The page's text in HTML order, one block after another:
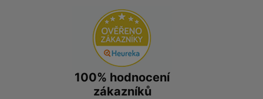
100% hodnocení
zákazníků